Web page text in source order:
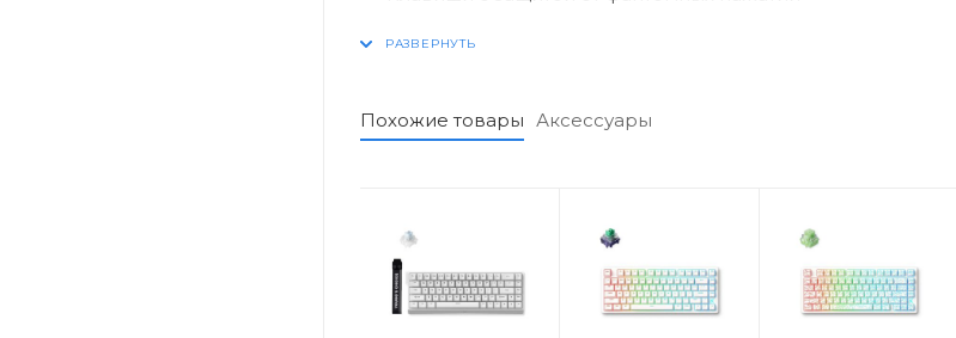
Количество клавиш: 68
Расстояние беспроводной передачи: >10 метров (без
Интеллектуальное энергосбережение: выключение
без каких-либо действий
Похожие товары Аксессуары